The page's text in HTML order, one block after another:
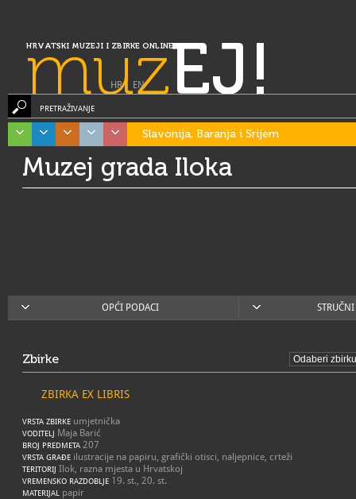
HRVATSKI MUZEJI I ZBIRKE ONLINE
muzEJ!
HR| EN
PRETRAŽIVANJE
Slavonija, Baranja i Srijem
Muzej grada Iloka
OPĆI PODACI
Zbirke
ZBIRKA EX LIBRIS
VRSTA ZBIRKE umjetnička
VODITELJ Maja Barić
BROJ PREDMETA 207
VRSTA GRAĐE ilustracije na papiru, grafički otisci, naljepnice, crteži
TERITORIJ Ilok, razna mjesta u Hrvatskoj
VREMENSKO RAZDOBLJE 19. st., 20. st.
MATERIJAL papir